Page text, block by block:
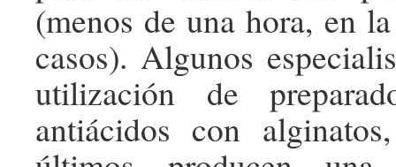
(menos de una hora, en
casos). Algunos
utilización de
antiácidos con